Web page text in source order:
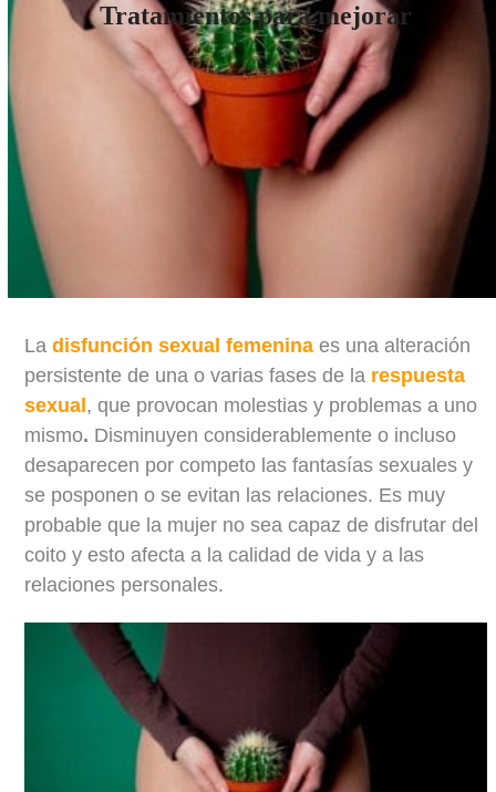
Tratamientos para mejorar
Ladisfunción sexual femenina es una alteración
persistente de una o varias fases de la respuesta
sexual , que provocan molestias y problemas a uno
mismo. Disminuyen considerablemente o incluso
desaparecen por competo las fantasías sexuales y
se posponen o se evitan las relaciones. Es muy
probable que la mujer no sea capaz de disfrutar del
coito y esto afecta a la calidad de vida y a las
relaciones personales.